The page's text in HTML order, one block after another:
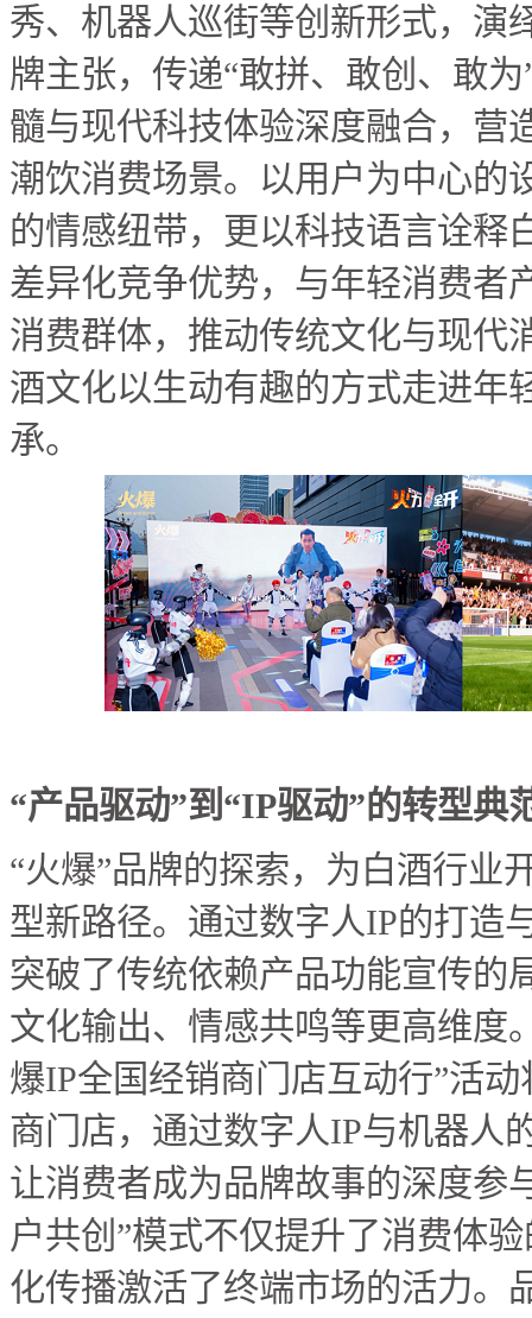
秀、机器人巡街等创新形式，演
牌主张，传递“敢拼、敢创、敢
髓与现代科技体验深度融合，营
潮饮消费场景。以用户为中心的
的情感纽带，更以科技语言诠释
差异化竞争优势，与年轻消费者
消费群体，推动传统文化与现代
酒文化以生动有趣的方式走进年
承。
“产品驱动”到“IP驱动”的转型典
“火爆”品牌的探索，为白酒行业
型新路径。通过数字人IP的打造
突破了传统依赖产品功能宣传的
文化输出、情感共鸣等更高维度
爆IP全国经销商门店互动行”活
商门店，通过数字人IP与机器人
让消费者成为品牌故事的深度参
户共创”模式不仅提升了消费体
化传播激活了终端市场的活力。